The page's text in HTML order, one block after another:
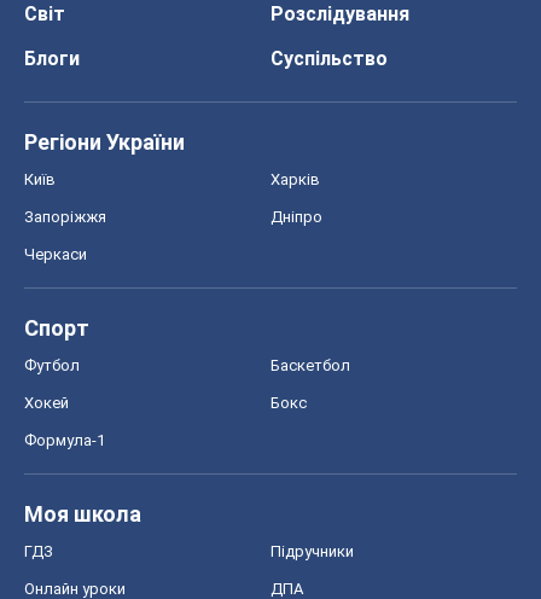
Світ
Розслідування
Блоги
Суспільство
Регіони України
Київ Харків
Запоріжжя Дніпро
Черкаси
Спорт
Футбол Баскетбол
Хокей Бокс
Формула-1
Моя школа
ГДЗ Підручники
Онлайн уроки ДПА